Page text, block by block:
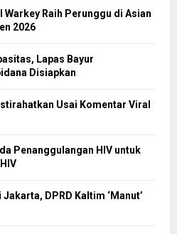
Warkey Raih Perunggu di Asian
2026
Lapas Bayur
Disiapkan
Usai Komentar Viral
Penanggulangan HIV untuk
DPRD Kaltim ‘Manut’